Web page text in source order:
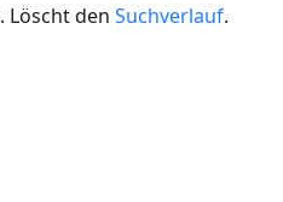
. Löscht den Suchverlauf.